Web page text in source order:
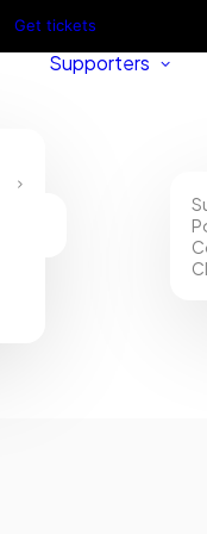
Get tickets
Supporters